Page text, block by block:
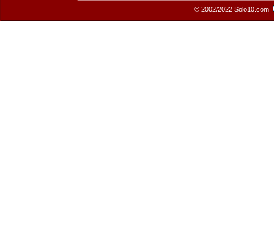
© 2002/2022 Solo10.com